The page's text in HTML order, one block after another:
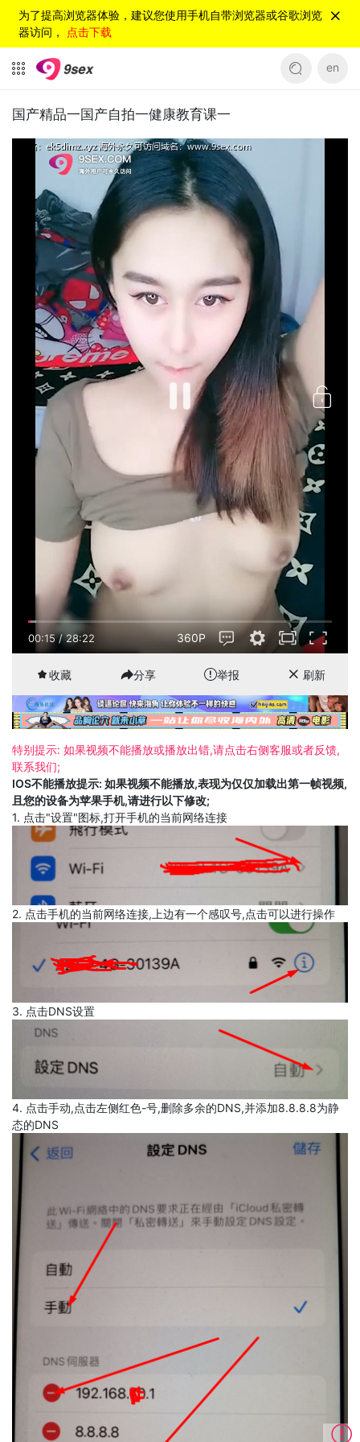
为了提高浏览器体验，建议您使用手机自带浏览器或谷歌浏览
器访问， 点击下载
en
国产精品一国产自拍一健康教育课一
00:15/28:22 360P
收藏 分享 举报 刷新
特别提示: 如果视频不能播放或播放出错,请点击右侧客服或者反馈,
联系我们;
IOS不能播放提示: 如果视频不能播放,表现为仅仅加载出第一帧视频,
且您的设备为苹果手机,请进行以下修改;
1. 点击"设置"图标,打开手机的当前网络连接
2. 点击手机的当前网络连接,上边有一个感叹号,点击可以进行操作
3. 点击DNS设置
4. 点击手动,点击左侧红色-号,删除多余的DNS,并添加8.8.8.8为静
态的DNS